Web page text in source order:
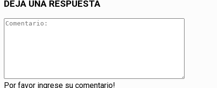
DEJA UNA RESPUESTA
Por favor ingrese su comentario!